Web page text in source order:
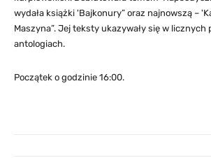
wydała książki 'Bajkonury” oraz najnowszą –
Maszyna”. Jej teksty ukazywały się w
antologiach.
Początek o godzinie 16:00.